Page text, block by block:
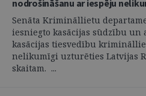
nodrošināšanu ar iespēju
Senāta Krimināllietu
iesniegto kasācijas sūdzību un
kasācijas tiesvedību
nelikumīgi uzturēties Latvijas
skaitam. ...